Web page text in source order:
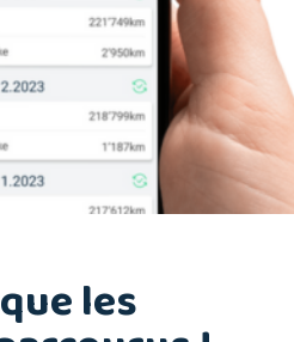
les